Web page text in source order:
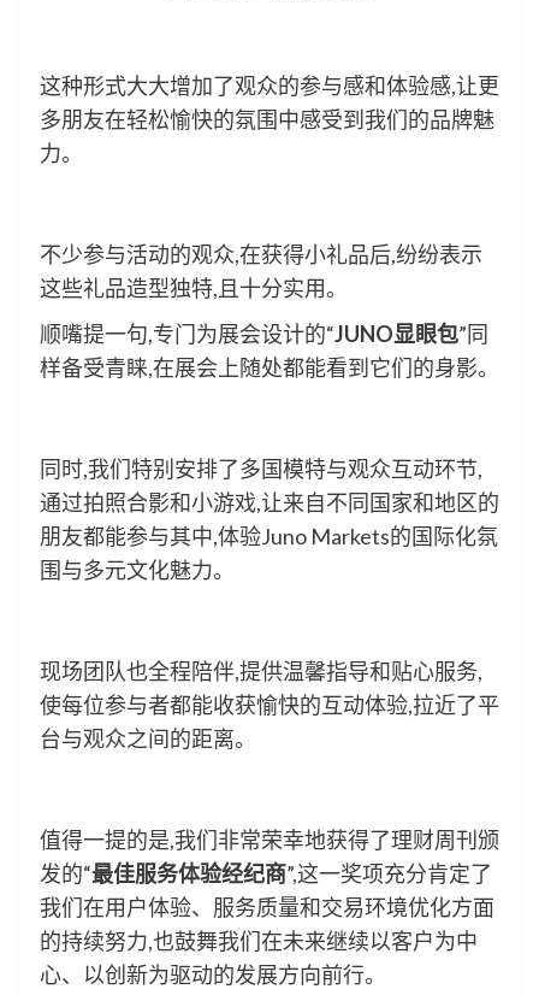
这种形式大大增加了观众的参与感和体验感,让更
多朋友在轻松愉快的氛围中感受到我们的品牌魅
力。
不少参与活动的观众,在获得小礼品后,纷纷表示
这些礼品造型独特,且十分实用。
顺嘴提一句,专门为展会设计的“JUNO显眼包”同
样备受青睐,在展会上随处都能看到它们的身影。
同时,我们特别安排了多国模特与观众互动环节,
通过拍照合影和小游戏,让来自不同国家和地区的
朋友都能参与其中,体验Juno Markets的国际化氛
围与多元文化魅力。
现场团队也全程陪伴,提供温馨指导和贴心服务,
使每位参与者都能收获愉快的互动体验,拉近了平
台与观众之间的距离。
值得一提的是,我们非常荣幸地获得了理财周刊颁
发的“最佳服务体验经纪商”,这一奖项充分肯定了
我们在用户体验、服务质量和交易环境优化方面
的持续努力,也鼓舞我们在未来继续以客户为中
心、以创新为驱动的发展方向前行。